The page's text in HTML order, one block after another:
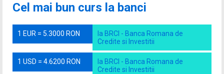
Cel mai bun curs la banci
1 EUR = 5.3000 RON
la BRCI - Banca Romana de
Credite si Investitii
1 USD = 4.6200 RON
la BRCI - Banca Romana de
Credite si Investitii